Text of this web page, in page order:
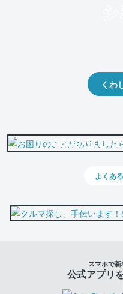
くわ
0800-500-
よくあ
スマホで
公式アプリ